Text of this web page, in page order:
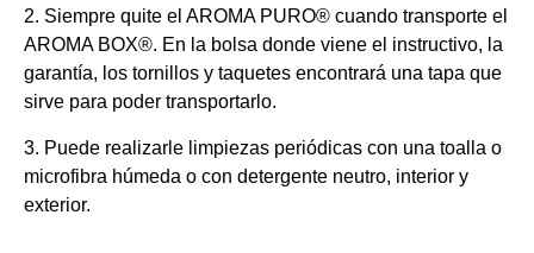
2. Siempre quite el AROMA PURO® cuando transporte el
AROMA BOX®. En la bolsa donde viene el instructivo, la
garantía, los tornillos y taquetes encontrará una tapa que
sirve para poder transportarlo.
3. Puede realizarle limpiezas periódicas con una toalla o
microfibra húmeda o con detergente neutro, interior y
exterior.